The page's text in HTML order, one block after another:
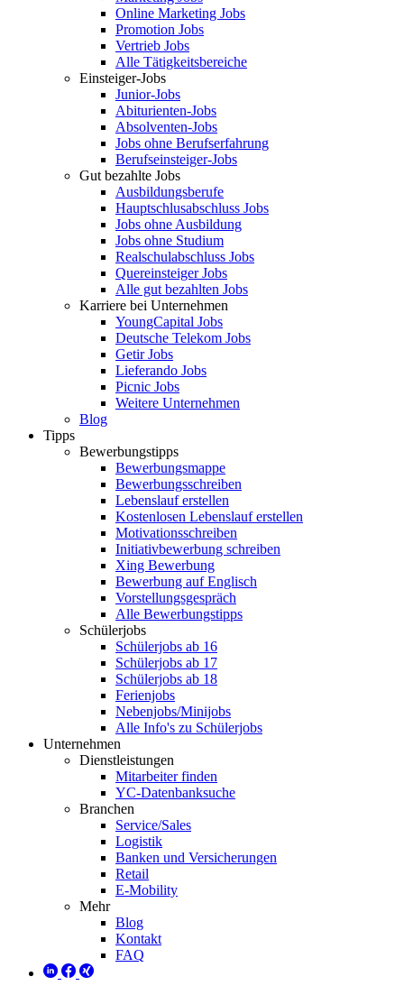
Online Marketing Jobs
Promotion Jobs
Vertrieb Jobs
Alle Tätigkeitsbereiche
Einsteiger-Jobs
Junior-Jobs
Abiturienten-Jobs
Absolventen-Jobs
Jobs ohne Berufserfahrung
Berufseinsteiger-Jobs
Gut bezahlte Jobs
Ausbildungsberufe
Hauptschlusabschluss Jobs
Jobs ohne Ausbildung
Jobs ohne Studium
Realschulabschluss Jobs
Quereinsteiger Jobs
Alle gut bezahlten Jobs
Karriere bei Unternehmen
YoungCapital Jobs
Deutsche Telekom Jobs
Getir Jobs
Lieferando Jobs
Picnic Jobs
Weitere Unternehmen
Blog
Tipps
Bewerbungstipps
Bewerbungsmappe
Bewerbungsschreiben
Lebenslauf erstellen
Kostenlosen Lebenslauf erstellen
Motivationsschreiben
Initiativbewerbung schreiben
Xing Bewerbung
Bewerbung auf Englisch
Vorstellungsgespräch
Alle Bewerbungstipps
Schülerjobs
Schülerjobs ab 16
Schülerjobs ab 17
Schülerjobs ab 18
Ferienjobs
Nebenjobs/Minijobs
Alle Info's zu Schülerjobs
Unternehmen
Dienstleistungen
Mitarbeiter finden
YC-Datenbanksuche
Branchen
Service/Sales
Logistik
Banken und Versicherungen
Retail
E-Mobility
Mehr
Blog
Kontakt
FAQ